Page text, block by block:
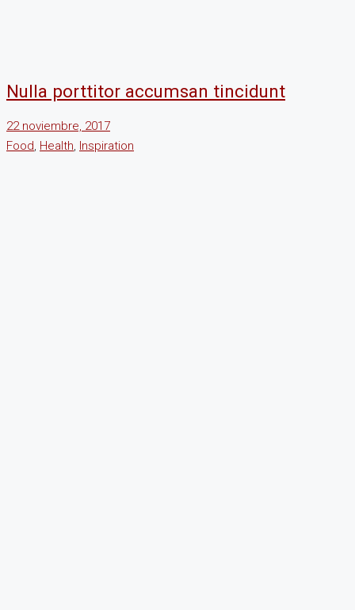
Nulla porttitor accumsan tincidunt
22 noviembre, 2017
Food, Health, Inspiration